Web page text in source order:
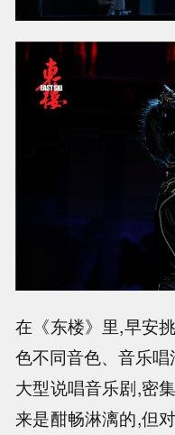
在《东楼》里,早安
色不同音色、音乐
大型说唱音乐剧,密
来是酣畅淋漓的,但